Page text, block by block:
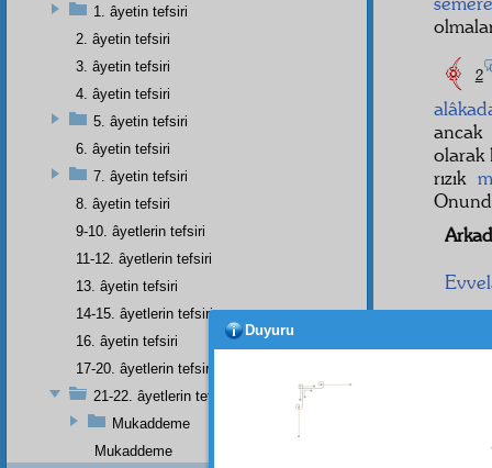
2
ancak
olarak
rızık
nida,
1. âyetin tefsiri
2. âyetin tefsiri
3. âyetin tefsiri
4. âyetin tefsiri
5. âyetin tefsiri
6. âyetin tefsiri
7. âyetin tefsiri
8. âyetin tefsiri
9-10. âyetlerin tefsiri
11-12. âyetlerin tefsiri
13. âyetin tefsiri
14-15. âyetlerin tefsiri
16. âyetin tefsiri
17-20. âyetlerin tefsiri
21-22. âyetlerin tefsiri
Mukaddeme
Mukaddeme
Duyuru